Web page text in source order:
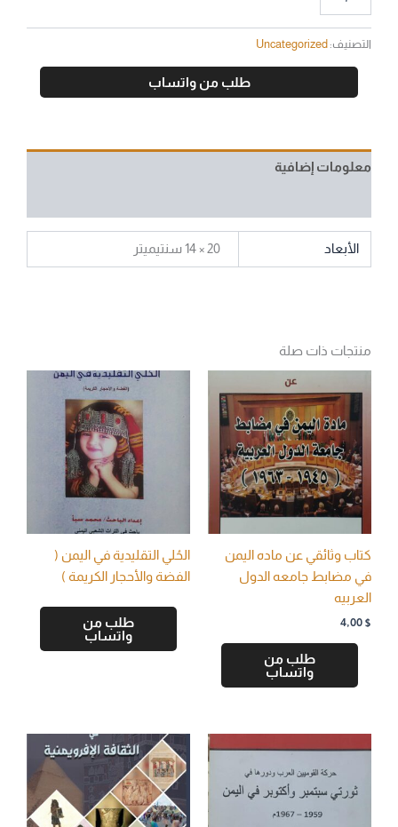
التصنيف: Uncategorized
طلب من واتساب
معلومات إضافية
الأبعاد 20 × 14 سنتيميتر
منتجات ذات صلة
كتاب وثائقي عن ماده اليمن
في مضابط جامعه الدول
العربيه
4,00 $
طلب من
واتساب
الحُلي التقليدية في اليمن (
الفضة والأحجار الكريمة )
طلب من
واتساب